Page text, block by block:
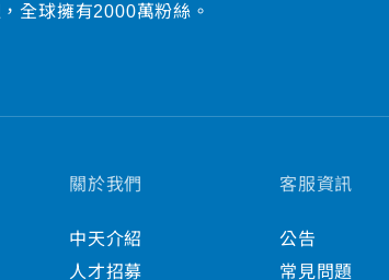
全球擁有2000萬粉絲。
關於我們
中天介紹
人才招募
客服資訊
公告
常見問題